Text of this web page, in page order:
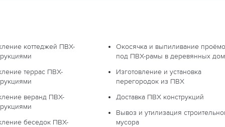
коттеджей ПВХ-
террас ПВХ-
веранд ПВХ-
беседок ПВХ-
Окосячка и выпиливание
под ПВХ-рамы в деревянных
Изготовление и установка
перегородок из ПВХ
Доставка ПВХ конструкций
Вывоз и утилизация
мусора